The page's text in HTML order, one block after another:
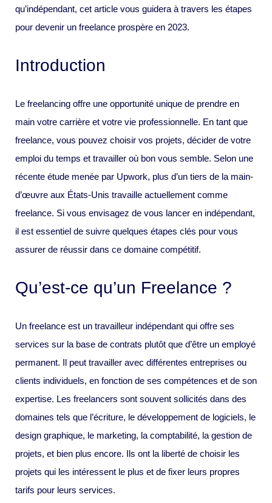
qu’indépendant, cet article vous guidera à travers les étapes
pour devenir un freelance prospère en 2023.
Introduction
Le freelancing offre une opportunité unique de prendre en
main votre carrière et votre vie professionnelle. En tant que
freelance, vous pouvez choisir vos projets, décider de votre
emploi du temps et travailler où bon vous semble. Selon une
récente étude menée par Upwork, plus d’un tiers de la main-
d’œuvre aux États-Unis travaille actuellement comme
freelance. Si vous envisagez de vous lancer en indépendant,
il est essentiel de suivre quelques étapes clés pour vous
assurer de réussir dans ce domaine compétitif.
Qu’est-ce qu’un Freelance ?
Un freelance est un travailleur indépendant qui offre ses
services sur la base de contrats plutôt que d’être un employé
permanent. Il peut travailler avec différentes entreprises ou
clients individuels, en fonction de ses compétences et de son
expertise. Les freelancers sont souvent sollicités dans des
domaines tels que l’écriture, le développement de logiciels, le
design graphique, le marketing, la comptabilité, la gestion de
projets, et bien plus encore. Ils ont la liberté de choisir les
projets qui les intéressent le plus et de fixer leurs propres
tarifs pour leurs services.